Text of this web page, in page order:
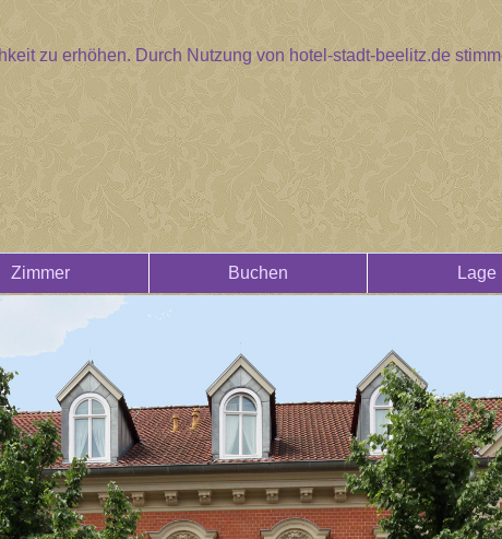
zu erhöhen. Durch Nutzung von hotel-stadt-beelitz.de
Zimmer Buchen Lage